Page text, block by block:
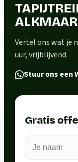
Vertel ons wat je
uur, vrijblijvend.
Stuur ons een
Gratis